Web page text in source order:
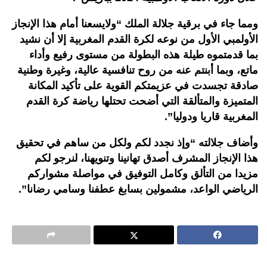
ومما جاء في برقية جلالة الملك “ولايسعنا أمام هذا الإنجاز
الأولمبي الأول من نوعه لكرة القدم المغربية إلا أن نشيد
بما قدمتموه طيلة هذه البطولة من مستوى رفيع وأداء
ماتع، وبما أبنتم عنه من روح تنافسية عالية، وغيرة وطنية
صادقة تجسدت في عزيمتكم القوية على تأكيد المكانة
المتميزة والمتألقة التي أضحت تحتلها رياضة كرة القدم
المغربية قاريا ودوليا”.
وأضاف جلالته “وإذ نجدد لكم ولكل من ساهم في تحقيق
هذا الإنجاز المشرف أصدق تهانينا وتنويهنا، لنرجو لكم
مزيدا من التألق وكامل التوفيق في مواصلة مشواركم
الرياضي الواعد، مشمولين بسابغ عطفنا وسامي رضانا”.